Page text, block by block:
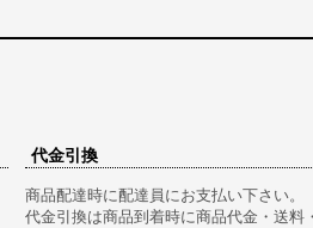
代金引換
商品配達時に配達員にお支払い下さい。
代金引換は商品到着時に商品代金・送料